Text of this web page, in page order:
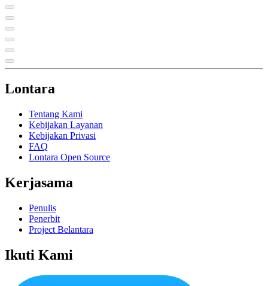
Lontara
Tentang Kami
Kebijakan Layanan
Kebijakan Privasi
FAQ
Lontara Open Source
Kerjasama
Penulis
Penerbit
Project Belantara
Ikuti Kami